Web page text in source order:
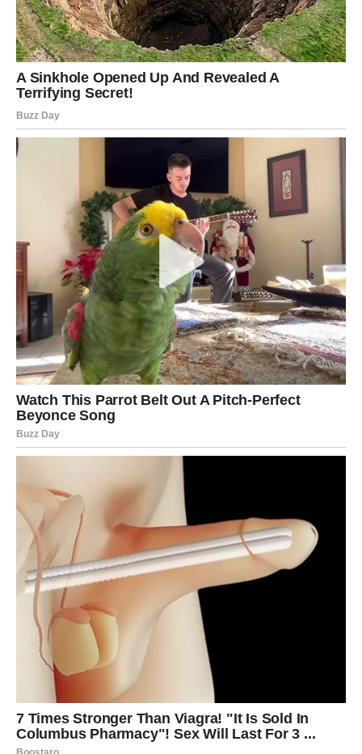
Vrijeme je za istinu bez uljepšavanja
Pred vama su veoma važni trenuci.
RIBE
Ribe ulaze u period tokom kojeg konačno pronalaze
Poslije mnogo tuge dolazi osjećaj sigurnosti, ljubavi i
nove nade.
Duša konačno pronalazi sreću
Pred vama su trenuci puni topline i radosti.
Horoskop bez uljepšavanja donosi mnogim znakovima
Zodijaka istinu koju više ne mogu ignorisati, ali posebno
će blistati Rakovi, Bikovi i Vage kojima dolaze ljubav,
sreća i događaji koji mogu potpuno promijeniti njihov
život.
Ovo je period tokom kojeg univerzum pokazuje da prava
sreća dolazi tek onda kada prestanemo živjeti u iluzijama
i konačno prihvatimo istinu koja nas vodi prema mnogo
ljepšoj budućnosti.